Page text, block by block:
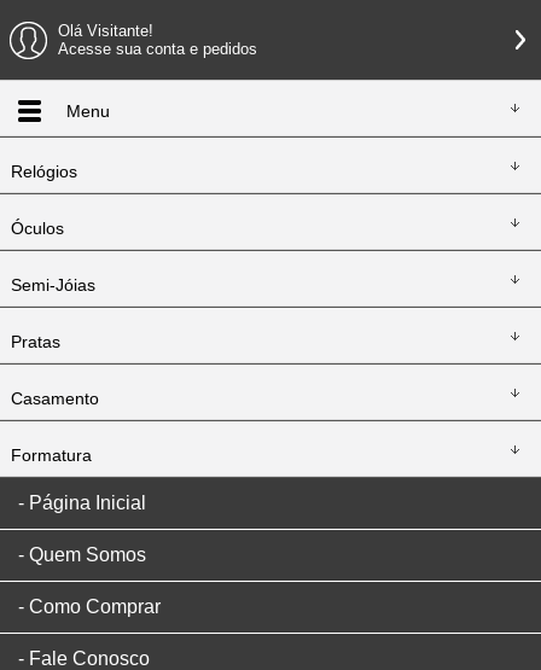
Olá Visitante!
Acesse sua conta e pedidos
Menu
Relógios
Óculos
Semi-Jóias
Pratas
Casamento
Formatura
Página Inicial
Quem Somos
Como Comprar
Fale Conosco